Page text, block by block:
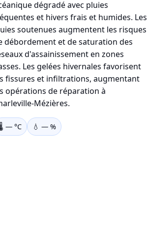
dégradé avec pluies
et hivers frais et humides. Les
soutenues augmentent les risques
débordement et de saturation des
d'assainissement en zones
Les gelées hivernales favorisent
fissures et infiltrations, augmentant
opérations de réparation à
Mézières.
—°C 💧 —%